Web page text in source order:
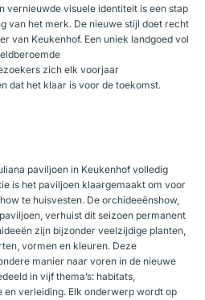
vernieuwde visuele identiteit is een stap
van het merk. De nieuwe stijl doet recht
van Keukenhof. Een uniek landgoed vol
zich elk voorjaar
dat het klaar is voor de toekomst.
paviljoen in Keukenhof volledig
is het paviljoen klaargemaakt om voor
te huisvesten. De orchideeënshow,
verhuist dit seizoen permanent
zijn bijzonder veelzijdige planten,
vormen en kleuren. Deze
manier naar voren in de nieuwe
in vijf thema’s: habitats,
en verleiding. Elk onderwerp wordt op